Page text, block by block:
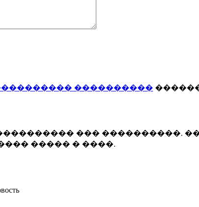
���������� �������
��� ����������.
����� � ����.